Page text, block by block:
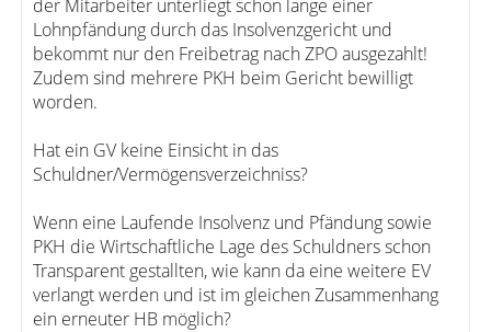
der Mitarbeiter unterliegt schon lange einer
Lohnpfändung durch das Insolvenzgericht und
bekommt nur den Freibetrag nach ZPO ausgezahlt!
Zudem sind mehrere PKH beim Gericht bewilligt
worden.
Hat ein GV keine Einsicht in das
Schuldner/Vermögensverzeichniss?
Wenn eine Laufende Insolvenz und Pfändung sowie
PKH die Wirtschaftliche Lage des Schuldners schon
Transparent gestallten, wie kann da eine weitere EV
verlangt werden und ist im gleichen Zusammenhang
ein erneuter HB möglich?